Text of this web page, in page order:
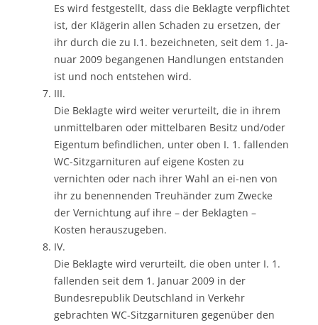
Es wird festgestellt, dass die Beklagte verpflichtet
ist, der Klägerin allen Schaden zu ersetzen, der
ihr durch die zu I.1. bezeichneten, seit dem 1. Ja-
nuar 2009 begangenen Handlungen entstanden
ist und noch entstehen wird.
III.
Die Beklagte wird weiter verurteilt, die in ihrem
unmittelbaren oder mittelbaren Besitz und/oder
Eigentum befindlichen, unter oben I. 1. fallenden
WC-Sitzgarnituren auf eigene Kosten zu
vernichten oder nach ihrer Wahl an ei-nen von
ihr zu benennenden Treuhänder zum Zwecke
der Vernichtung auf ihre – der Beklagten –
Kosten herauszugeben.
IV.
Die Beklagte wird verurteilt, die oben unter I. 1.
fallenden seit dem 1. Januar 2009 in der
Bundesrepublik Deutschland in Verkehr
gebrachten WC-Sitzgarnituren gegenüber den